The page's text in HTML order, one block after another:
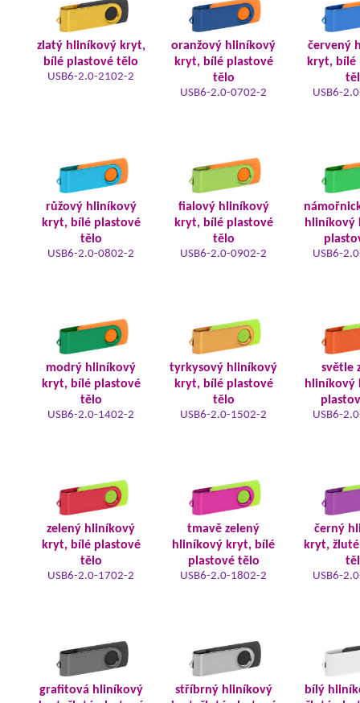
zlatý hliníkový kryt,
bílé plastové tělo
USB6-2.0-2102-2
oranžový hliníkový
kryt, bílé plastové
tělo
USB6-2.0-0702-2
červený
kryt, bílé
USB6-
růžový hliníkový
kryt, bílé plastové
tělo
USB6-2.0-0802-2
fialový hliníkový
kryt, bílé plastové
tělo
USB6-2.0-0902-2
hliníkový
USB6-
modrý hliníkový
kryt, bílé plastové
tělo
USB6-2.0-1402-2
tyrkysový hliníkový
kryt, bílé plastové
tělo
USB6-2.0-1502-2
světle
hliníkový
USB6-
zelený hliníkový
kryt, bílé plastové
tělo
USB6-2.0-1702-2
tmavě zelený
hliníkový kryt, bílé
plastové tělo
USB6-2.0-1802-2
černý
kryt,
USB6-
grafitová hliníkový
stříbrný hliníkový
bílý